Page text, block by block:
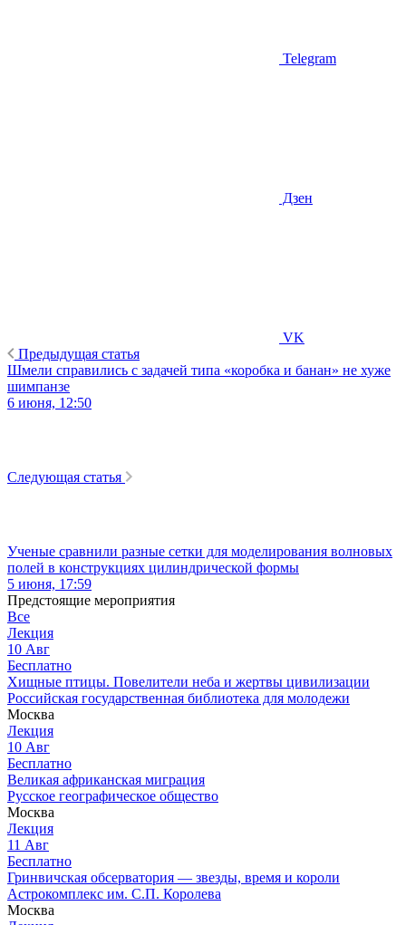
Telegram
Дзен
VK
Предыдущая статья
Шмели справились с задачей типа «коробка и банан» не хуже
шимпанзе
6 июня, 12:50
Следующая статья
Ученые сравнили разные сетки для моделирования волновых
полей в конструкциях цилиндрической формы
5 июня, 17:59
Предстоящие мероприятия
Все
Лекция
10 Авг
Бесплатно
Хищные птицы. Повелители неба и жертвы цивилизации
Российская государственная библиотека для молодежи
Москва
Лекция
10 Авг
Бесплатно
Великая африканская миграция
Русское географическое общество
Москва
Лекция
11 Авг
Бесплатно
Гринвичская обсерватория — звезды, время и короли
Астрокомплекс им. С.П. Королева
Москва